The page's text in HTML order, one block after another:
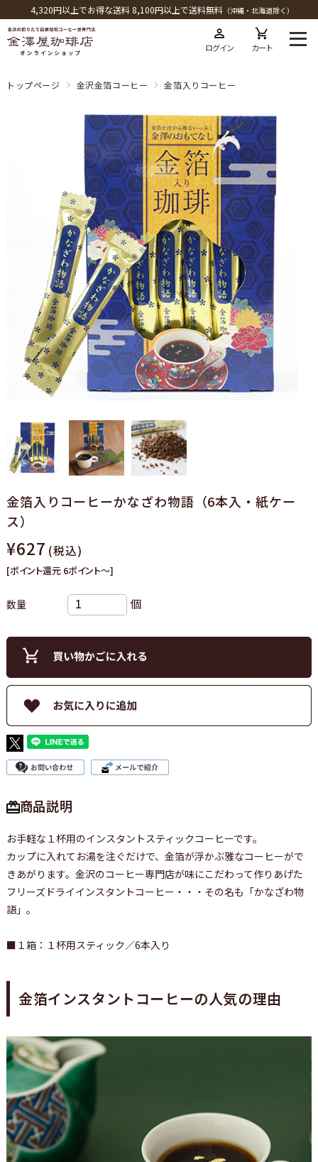
4,320円以上でお得な送料 8,100円以上で送料無料（沖縄・北海道除く）
ログイン カート
トップページ 金沢金箔コーヒー 金箔入りコーヒー
金箔入りコーヒーかなざわ物語（6本入・紙ケー
ス）
¥627 (税込)
[ポイント還元 6ポイント～]
数量 個
商品説明
お手軽な１杯用のインスタントスティックコーヒーです。
カップに入れてお湯を注ぐだけで、金箔が浮かぶ雅なコーヒーがで
きあがります。金沢のコーヒー専門店が味にこだわって作りあげた
フリーズドライインスタントコーヒー・・・その名も「かなざわ物
語」。
■１箱：１杯用スティック／6本入り
金箔インスタントコーヒーの人気の理由